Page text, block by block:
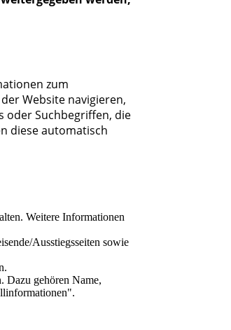
zum
Website navigieren,
oder Suchbegriffen, die
diese automatisch
Weitere Informationen
Ausstiegsseiten sowie
Dazu gehören Name,